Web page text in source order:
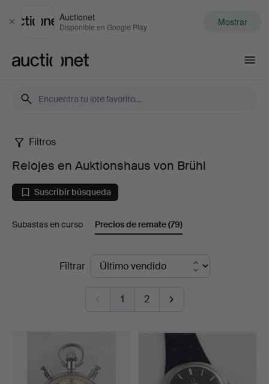
Cerrar
Auctionet
Disponible en Google Play Mostrar
Relojes
en
Auktionshaus
von
Filtros
Relojes en Auktionshaus von Brühl
Suscribir búsqueda
Subastas en curso Precios de remate(79)
Filtrar
1 2